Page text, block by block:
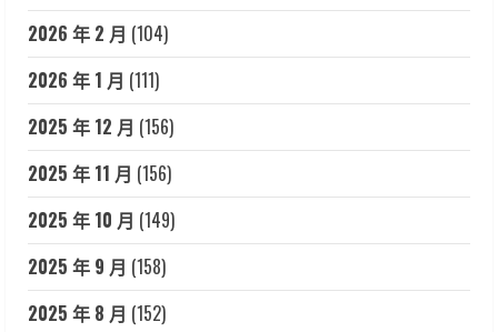
2026 年 2 月 (104)
2026 年 1 月 (111)
2025 年 12 月 (156)
2025 年 11 月 (156)
2025 年 10 月 (149)
2025 年 9 月 (158)
2025 年 8 月 (152)